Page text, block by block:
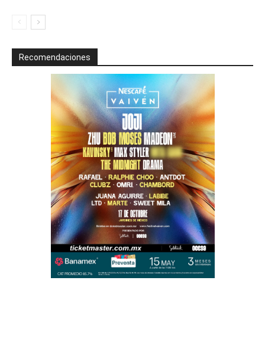
Recomendaciones